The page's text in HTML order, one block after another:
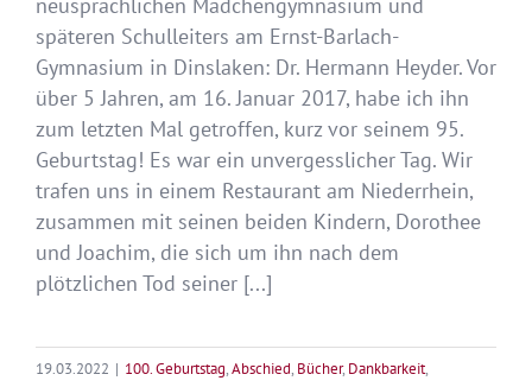
neusprachlichen Mädchengymnasium und
späteren Schulleiters am Ernst-Barlach-
Gymnasium in Dinslaken: Dr. Hermann Heyder. Vor
über 5 Jahren, am 16. Januar 2017, habe ich ihn
zum letzten Mal getroffen, kurz vor seinem 95.
Geburtstag! Es war ein unvergesslicher Tag. Wir
trafen uns in einem Restaurant am Niederrhein,
zusammen mit seinen beiden Kindern, Dorothee
und Joachim, die sich um ihn nach dem
plötzlichen Tod seiner [...]
19.03.2022 | 100. Geburtstag,Abschied, Bücher, Dankbarkeit,